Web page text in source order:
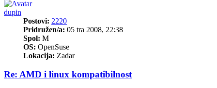
dupin
Postovi: 2220
Pridružen/a: 05 tra 2008, 22:38
Spol: M
OS: OpenSuse
Lokacija: Zadar
Re: AMD i linux kompatibilnost